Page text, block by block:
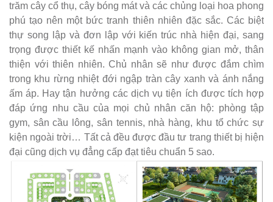
trăm cây cổ thụ, cây bóng mát và các chủng loại hoa phong
phú tạo nên một bức tranh thiên nhiên đặc sắc. Các biệt
thự song lập và đơn lập với kiến trúc nhà hiện đại, sang
trọng được thiết kế nhấn mạnh vào không gian mở, thân
thiện với thiên nhiên. Chủ nhân sẽ như được đắm chìm
trong khu rừng nhiệt đới ngập tràn cây xanh và ánh nắng
ấm áp. Hay tận hưởng các dịch vụ tiện ích được tích hợp
đáp ứng nhu cầu của mọi chủ nhân căn hộ: phòng tập
gym, sân cầu lông, sân tennis, nhà hàng, khu tổ chức sự
kiện ngoài trời… Tất cả đều được đầu tư trang thiết bị hiện
đại cũng dịch vụ đẳng cấp đạt tiêu chuẩn 5 sao.